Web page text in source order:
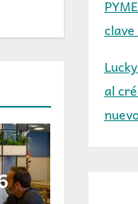
clave
al